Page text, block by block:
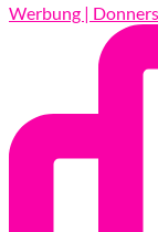
Werbung |